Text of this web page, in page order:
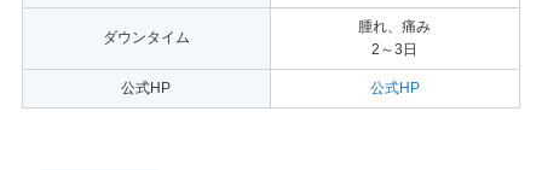
ダウンタイム
腫れ、痛み
2～3日
公式HP 公式HP